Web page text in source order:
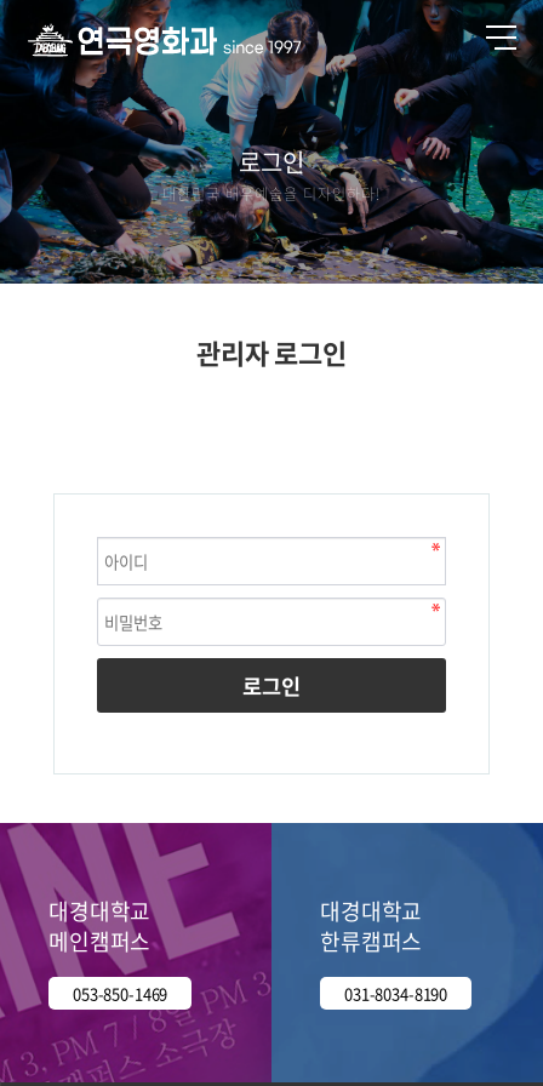
로그인
대한민국 배우예술을 디자인하다!
관리자 로그인
로그인
대경대학교
메인캠퍼스
053-850-1469
대경대학교
한류캠퍼스
031-8034-8190